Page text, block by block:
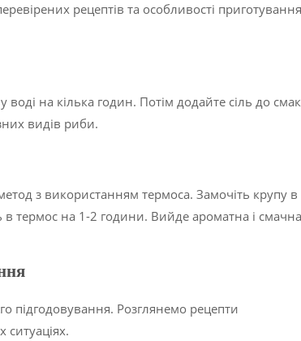
рецептів та особливості приготування
воді на кілька годин. Потім додайте сіль до
видів риби.
з використанням термоса. Замочіть крупу в
в термос на 1-2 години. Вийде ароматна і смачна
підгодовування. Розглянемо рецепти